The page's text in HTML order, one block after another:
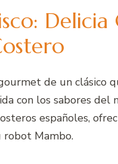
Delicia
de un clásico
con los sabores del
españoles,
robot Mambo.